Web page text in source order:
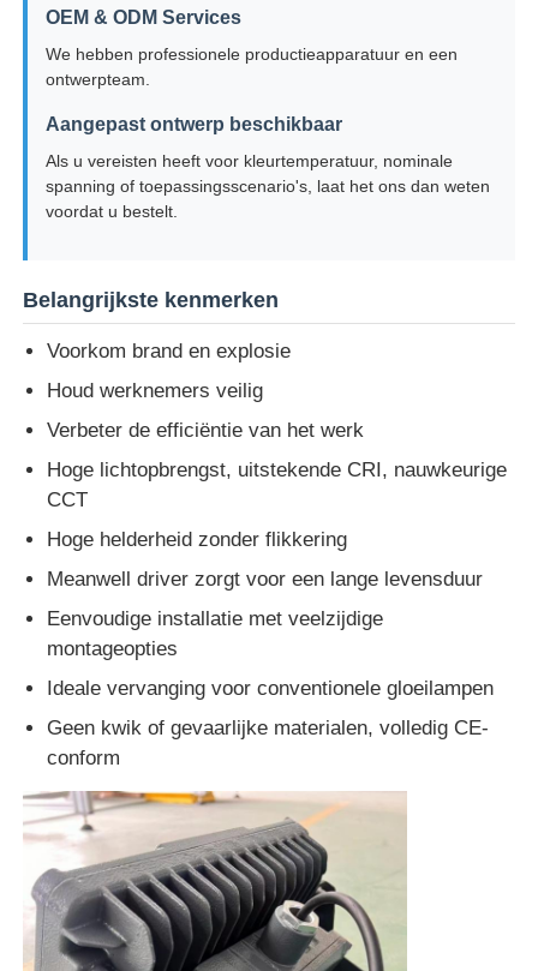
Explosieveilige Doos
explosieveilige schakelaar
Explosiebestendige kabelklieren
explosiebestendige stop en contactdoos
OEM & ODM Services
We hebben professionele productieapparatuur en een
ontwerpteam.
Aangepast ontwerp beschikbaar
Als u vereisten heeft voor kleurtemperatuur, nominale
spanning of toepassingsscenario's, laat het ons dan weten
voordat u bestelt.
Belangrijkste kenmerken
Voorkom brand en explosie
Houd werknemers veilig
Verbeter de efficiëntie van het werk
Hoge lichtopbrengst, uitstekende CRI, nauwkeurige
CCT
Hoge helderheid zonder flikkering
Meanwell driver zorgt voor een lange levensduur
Eenvoudige installatie met veelzijdige
montageopties
Ideale vervanging voor conventionele gloeilampen
Geen kwik of gevaarlijke materialen, volledig CE-
conform